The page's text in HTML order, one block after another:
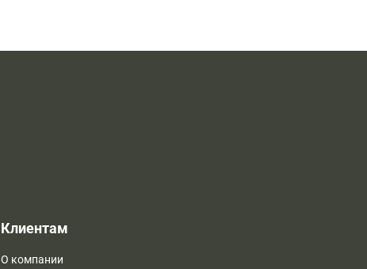
Клиентам
О компании